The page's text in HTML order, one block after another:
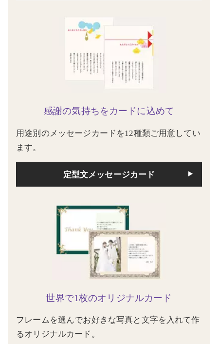
感謝の気持ちをカードに込めて
用途別のメッセージカードを12種類ご用意してい
ます。
定型文メッセージカード
世界で1枚のオリジナルカード
フレームを選んでお好きな写真と文字を入れて作
るオリジナルカード。